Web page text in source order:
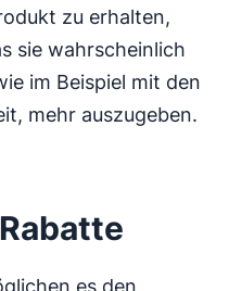
zu erhalten,
sie wahrscheinlich
im Beispiel mit den
mehr auszugeben.
es den